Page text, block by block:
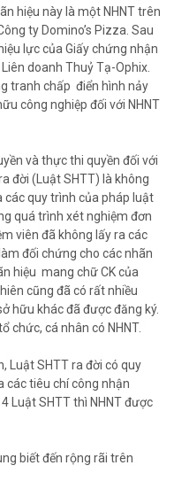
hiệu này là một NHNT trên
ty Domino’s Pizza. Sau
lực của Giấy chứng nhận
doanh Thuỷ Tạ-Ophix.
tranh chấp điển hình nảy
công nghiệp đối với NHNT
và thực thi quyền đối với
đời (Luật SHTT) là không
các quy trình của pháp luật
quá trình xét nghiệm đơn
viên đã không lấy ra các
đối chứng cho các nhãn
hiệu mang chữ CK của
cũng đã có rất nhiều
hữu khác đã được đăng ký.
chức, cá nhân có NHNT.
Luật SHTT ra đời có quy
các tiêu chí công nhận
Luật SHTT thì NHNT được
biết đến rộng rãi trên